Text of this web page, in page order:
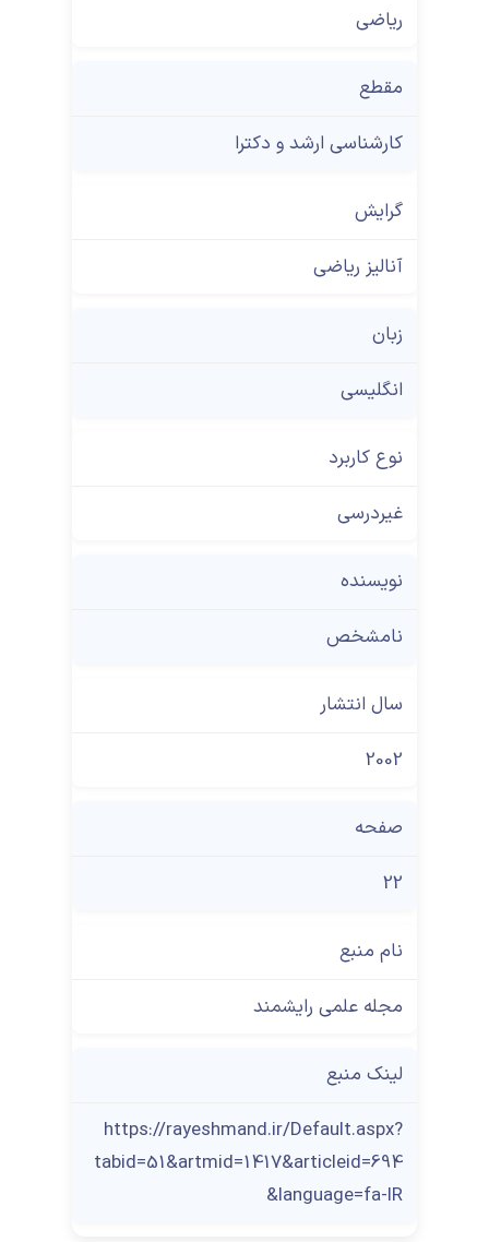
ریاضی
مقطع
کارشناسی ارشد و دکترا
گرایش
آنالیز ریاضی
زبان
انگلیسی
نوع کاربرد
غیردرسی
نویسنده
نامشخص
سال انتشار
2002
صفحه
22
نام منبع
مجله علمی رایشمند
لینک منبع
https://rayeshmand.ir/Default.aspx?
tabid=51&artmid=1417&articleid=694
&language=fa-IR